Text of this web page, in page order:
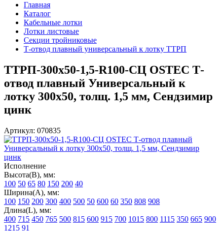
Главная
Каталог
Кабельные лотки
Лотки листовые
Секции тройниковые
Т-отвод плавный универсальный к лотку ТТРП
ТТРП-300х50-1,5-R100-СЦ OSTEC Т-
отвод плавный Универсальный к
лотку 300х50, толщ. 1,5 мм, Сендзимир
цинк
Артикул: 070835
Исполнение
Высота(В), мм:
100 50 65 80 150 200 40
Ширина(А), мм:
100 150 200 300 400 500 50 600 60 350 808 908
Длина(L), мм:
400 715 450 765 500 815 600 915 700 1015 800 1115 350 665 900
1215 91